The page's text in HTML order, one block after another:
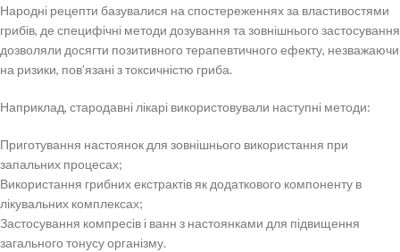
Народні рецепти базувалися на спостереженнях за властивостями
грибів, де специфічні методи дозування та зовнішнього застосування
дозволяли досягти позитивного терапевтичного ефекту, незважаючи
на ризики, пов’язані з токсичністю гриба.
Наприклад, стародавні лікарі використовували наступні методи:
Приготування настоянок для зовнішнього використання при
запальних процесах;
Використання грибних екстрактів як додаткового компоненту в
лікувальних комплексах;
Застосування компресів і ванн з настоянками для підвищення
загального тонусу організму.